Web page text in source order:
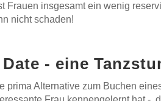
Frauen insgesamt ein wenig
nicht schaden!
- eine
prima Alternative zum Buchen